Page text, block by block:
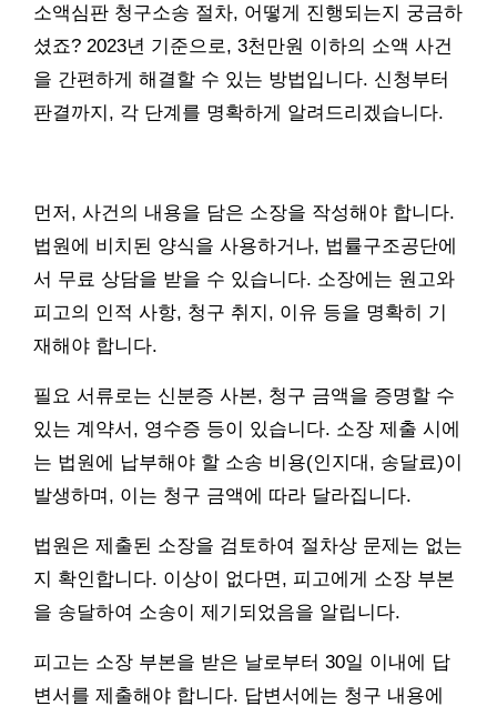
소액심판 청구소송 절차, 어떻게 진행되는지 궁금하
셨죠? 2023년 기준으로, 3천만원 이하의 소액 사건
을 간편하게 해결할 수 있는 방법입니다. 신청부터
판결까지, 각 단계를 명확하게 알려드리겠습니다.
먼저, 사건의 내용을 담은 소장을 작성해야 합니다.
법원에 비치된 양식을 사용하거나, 법률구조공단에
서 무료 상담을 받을 수 있습니다. 소장에는 원고와
피고의 인적 사항, 청구 취지, 이유 등을 명확히 기
재해야 합니다.
필요 서류로는 신분증 사본, 청구 금액을 증명할 수
있는 계약서, 영수증 등이 있습니다. 소장 제출 시에
는 법원에 납부해야 할 소송 비용(인지대, 송달료)이
발생하며, 이는 청구 금액에 따라 달라집니다.
법원은 제출된 소장을 검토하여 절차상 문제는 없는
지 확인합니다. 이상이 없다면, 피고에게 소장 부본
을 송달하여 소송이 제기되었음을 알립니다.
피고는 소장 부본을 받은 날로부터 30일 이내에 답
변서를 제출해야 합니다. 답변서에는 청구 내용에